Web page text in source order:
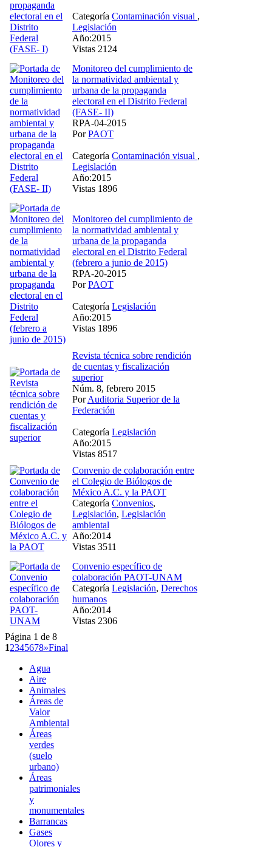
Categoría Contaminación visual ,
Legislación
Año:2015
Vistas 2124
Monitoreo del cumplimiento de
la normatividad ambiental y
urbana de la propaganda
electoral en el Distrito Federal
(FASE- II)
RPA-04-2015
PorPAOT
Categoría Contaminación visual ,
Legislación
Año:2015
Vistas 1896
Monitoreo del cumplimiento de
la normatividad ambiental y
urbana de la propaganda
electoral en el Distrito Federal
(febrero a junio de 2015)
RPA-20-2015
PorPAOT
Categoría Legislación
Año:2015
Vistas 1896
Revista técnica sobre rendición
de cuentas y fiscalización
superior
Núm. 8, febrero 2015
PorAuditoria Superior de la
Federación
Categoría Legislación
Año:2015
Vistas 8517
Convenio de colaboración entre
el Colegio de Biólogos de
México A.C. y la PAOT
Categoría Convenios,
Legislación, Legislación
ambiental
Año:2014
Vistas 3511
Convenio específico de
colaboración PAOT-UNAM
Categoría Legislación, Derechos
humanos
Año:2014
Vistas 2306
Página 1 de 8
12345678»Final
Agua
Aire
Animales
Áreas de
Valor
Ambiental
Áreas
verdes
(suelo
urbano)
Áreas
patrimoniales
y
monumentales
Barrancas
Gases
Olores y